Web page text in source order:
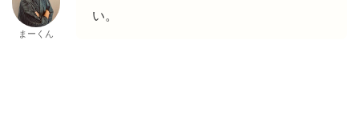
まーくん
い。